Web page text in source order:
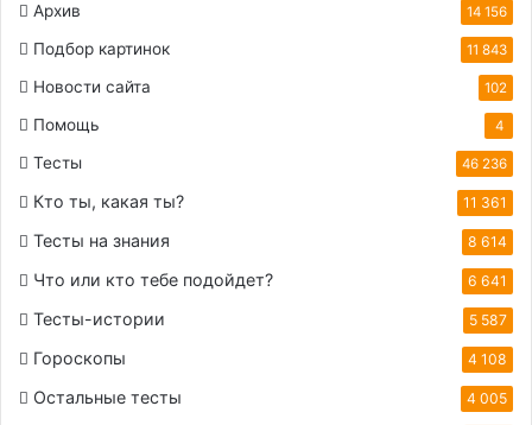
Архив 14 156
Подбор картинок 11 843
Новости сайта 102
Помощь 4
Тесты 46 236
Кто ты, какая ты? 11 361
Тесты на знания 8 614
Что или кто тебе подойдет? 6 641
Тесты-истории 5 587
Гороскопы 4 108
Остальные тесты 4 005